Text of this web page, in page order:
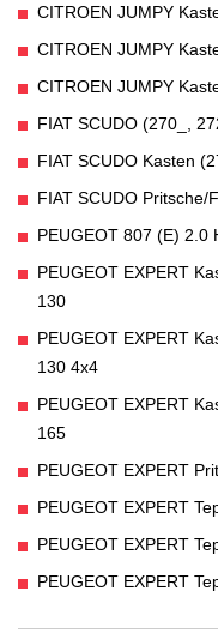
CITROEN JUMPY
CITROEN JUMPY
CITROEN JUMPY
FIAT SCUDO (270_,
FIAT SCUDO Kasten
FIAT SCUDO
PEUGEOT 807 (E) 2.0
PEUGEOT EXPERT
130
PEUGEOT EXPERT
130 4x4
PEUGEOT EXPERT
165
PEUGEOT EXPERT
PEUGEOT EXPERT
PEUGEOT EXPERT
PEUGEOT EXPERT